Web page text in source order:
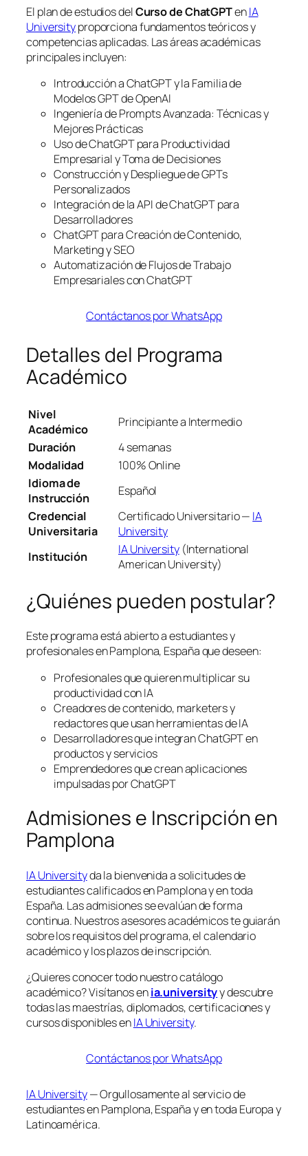
El plan de estudios delCurso de ChatGPTenIA
Universityproporciona fundamentos teóricos y
competencias aplicadas. Las áreas académicas
principales incluyen:
Introducción a ChatGPT y la Familia de
Modelos GPT de OpenAI
Ingeniería de Prompts Avanzada: Técnicas y
Mejores Prácticas
Uso de ChatGPT para Productividad
Empresarial y Toma de Decisiones
Construcción y Despliegue de GPTs
Personalizados
Integración de la API de ChatGPT para
Desarrolladores
ChatGPT para Creación de Contenido,
Marketing y SEO
Automatización de Flujos de Trabajo
Empresariales con ChatGPT
Contáctanos por WhatsApp
Detalles del Programa
Académico
Nivel
Académico
Principiante a Intermedio
Duración
4 semanas
Modalidad
100% Online
Idioma de
Instrucción
Español
Credencial
Universitaria
Certificado Universitario — IA
University
Institución
IA University(International
American University)
¿Quiénes pueden postular?
Este programa está abierto a estudiantes y
profesionales en Pamplona, España que deseen:
Profesionales que quieren multiplicar su
productividad con IA
Creadores de contenido, marketers y
redactores que usan herramientas de IA
Desarrolladores que integran ChatGPT en
productos y servicios
Emprendedores que crean aplicaciones
impulsadas por ChatGPT
Admisiones e Inscripción en
Pamplona
IA Universityda la bienvenida a solicitudes de
estudiantes calificados en Pamplona y en toda
España. Las admisiones se evalúan de forma
continua. Nuestros asesores académicos te guiarán
sobre los requisitos del programa, el calendario
académico y los plazos de inscripción.
¿Quieres conocer todo nuestro catálogo
académico? Visítanos enia.universityy descubre
todas las maestrías, diplomados, certificaciones y
cursos disponibles enIA University.
Contáctanos por WhatsApp
IA University— Orgullosamente al servicio de
estudiantes en Pamplona, España y en toda Europa y
Latinoamérica.